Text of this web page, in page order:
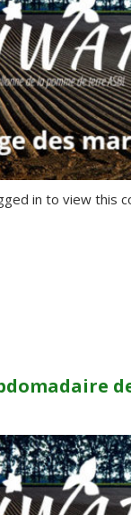
in to view this